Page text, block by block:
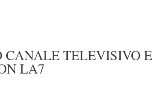
CANALE TELEVISIVO E
LA7